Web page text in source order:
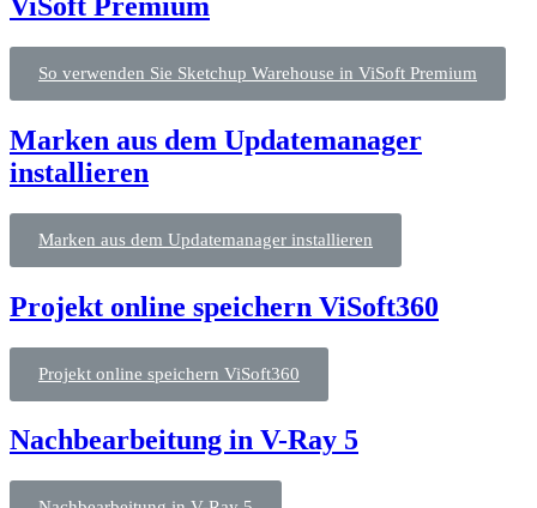
So verwenden Sie Sketchup Warehouse in ViSoft Premium
Marken aus dem Updatemanager
installieren
Marken aus dem Updatemanager installieren
Projekt online speichern ViSoft360
Projekt online speichern ViSoft360
Nachbearbeitung in V-Ray 5